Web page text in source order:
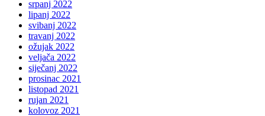
srpanj 2022
lipanj 2022
svibanj 2022
travanj 2022
ožujak 2022
veljača 2022
siječanj 2022
prosinac 2021
listopad 2021
rujan 2021
kolovoz 2021